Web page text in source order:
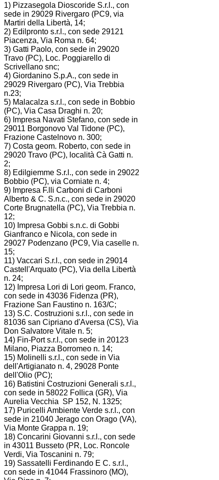
1) Pizzasegola Dioscoride S.r.l., con
sede in 29029 Rivergaro (PC9, via
Martiri della Libertà, 14;
2) Edilpronto s.r.l., con sede 29121
Piacenza, Via Roma n. 64;
3) Gatti Paolo, con sede in 29020
Travo (PC), Loc. Poggiarello di
Scrivellano snc;
4) Giordanino S.p.A., con sede in
29029 Rivergaro (PC), Via Trebbia
n.23;
5) Malacalza s.r.l., con sede in Bobbio
(PC), Via Casa Draghi n. 20;
6) Impresa Navati Stefano, con sede in
29011 Borgonovo Val Tidone (PC),
Frazione Castelnovo n. 300;
7) Costa geom. Roberto, con sede in
29020 Travo (PC), località Cà Gatti n.
2;
8) Edilgiemme S.r.l., con sede in 29022
Bobbio (PC), via Corniate n. 4;
9) Impresa F.lli Carboni di Carboni
Alberto & C. S.n.c., con sede in 29020
Corte Brugnatella (PC), Via Trebbia n.
12;
10) Impresa Gobbi s.n.c. di Gobbi
Gianfranco e Nicola, con sede in
29027 Podenzano (PC9, Via caselle n.
15;
11) Vaccari S.r.l., con sede in 29014
Castell'Arquato (PC), Via della Libertà
n. 24;
12) Impresa Lori di Lori geom. Franco,
con sede in 43036 Fidenza (PR),
Frazione San Faustino n. 163/C;
13) S.C. Costruzioni s.r.l., con sede in
81036 san Cipriano d'Aversa (CS), Via
Don Salvatore Vitale n. 5;
14) Fin-Port s.r.l., con sede in 20123
Milano, Piazza Borromeo n. 14;
15) Molinelli s.r.l., con sede in Via
dell'Artigianato n. 4, 29028 Ponte
dell'Olio (PC);
16) Batistini Costruzioni Generali s.r.l.,
con sede in 58022 Follica (GR), Via
Aurelia Vecchia SP 152, N. 1325;
17) Puricelli Ambiente Verde s.r.l., con
sede in 21040 Jerago con Orago (VA),
Via Monte Grappa n. 19;
18) Concarini Giovanni s.r.l., con sede
in 43011 Busseto (PR, Loc. Roncole
Verdi, Via Toscanini n. 79;
19) Sassatelli Ferdinando E C. s.r.l.,
con sede in 41044 Frassinoro (MO),